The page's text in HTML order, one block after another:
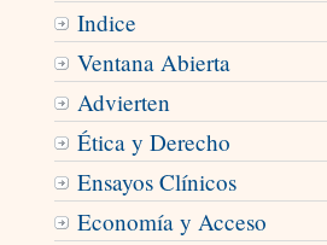
Indice
Ventana Abierta
Advierten
Ética y Derecho
Ensayos Clínicos
Economía y Acceso